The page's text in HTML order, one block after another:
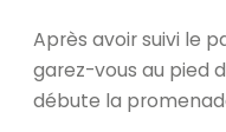
Après avoir suivi le
garez-vous au pied
débute la